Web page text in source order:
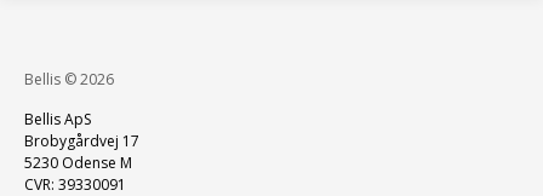
Bellis © 2026
Bellis ApS
Brobygårdvej 17
5230 Odense M
CVR: 39330091